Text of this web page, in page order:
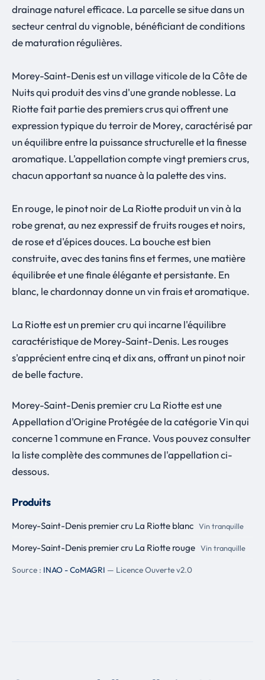
drainage naturel efficace. La parcelle se situe dans un
secteur central du vignoble, bénéficiant de conditions
de maturation régulières.
Morey-Saint-Denis est un village viticole de la Côte de
Nuits qui produit des vins d'une grande noblesse. La
Riotte fait partie des premiers crus qui offrent une
expression typique du terroir de Morey, caractérisé par
un équilibre entre la puissance structurelle et la finesse
aromatique. L'appellation compte vingt premiers crus,
chacun apportant sa nuance à la palette des vins.
En rouge, le pinot noir de La Riotte produit un vin à la
robe grenat, au nez expressif de fruits rouges et noirs,
de rose et d'épices douces. La bouche est bien
construite, avec des tanins fins et fermes, une matière
équilibrée et une finale élégante et persistante. En
blanc, le chardonnay donne un vin frais et aromatique.
La Riotte est un premier cru qui incarne l'équilibre
caractéristique de Morey-Saint-Denis. Les rouges
s'apprécient entre cinq et dix ans, offrant un pinot noir
de belle facture.
Morey-Saint-Denis premier cru La Riotte est une
Appellation d'Origine Protégée de la catégorie Vin qui
concerne 1 commune en France. Vous pouvez consulter
la liste complète des communes de l'appellation ci-
dessous.
Produits
Morey-Saint-Denis premier cru La Riotte blanc Vin tranquille
Morey-Saint-Denis premier cru La Riotte rouge Vin tranquille
Source : INAO - CoMAGRI — Licence Ouverte v2.0